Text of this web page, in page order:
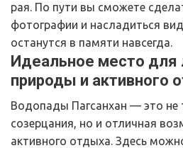
рая. По пути вы сможете
фотографии и насладиться
останутся в памяти навсегда.
Идеальное место для
природы и активного
Водопады Пагсанхан — это не
созерцания, но и отличная
активного отдыха. Здесь